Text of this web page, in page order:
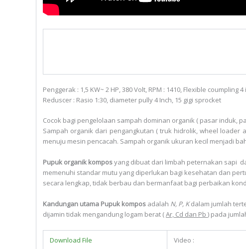
Penggerak : 1,5 KW~ 2 HP, 380 Volt, RPM : 1410, Flexible coumpling
Reduscer : Rasio 1:30, diameter pully 4 Inch, 15 gigi sprocket
Cocok bagi pengelolaan sampah dominan organik ( pasar induk,
Sampah organik dari pengangkutan ( truk hidrolik, wheel
menuju mesin pencacah. Sampah organik ukuran kecil menjadi
Pupuk organik komposyang dibuat dari limbah peternakan sapi
memenuhi standar mutu yang diperlukan bagi kesehatan dan
secara lengkap, tidak berbau dan bermanfaat bagi perbaikan
Kandungan utama Pupuk kompos adalah N, P, Kdalam jumlah
dijamin tidak mengandung logam berat (Ar, Cd dan Pb ) pada
Download File Video :